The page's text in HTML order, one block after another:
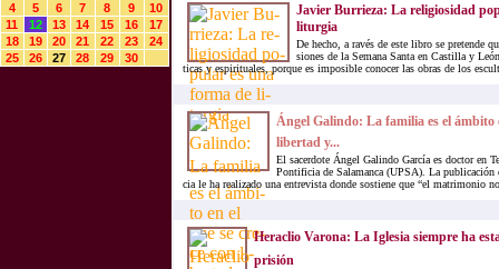
4
5 6 7 8 9
10
11
12 13 14 15 16
17
18
19 20 21 22 23
24
25
26 27 28 29 30
Ja­vier Bu­rrie­za: La re­li­gio­si­dad
li­tur­gia
De he­cho, a ra­vés de este li­bro se pre­ten­de
sio­nes de la Se­ma­na San­ta en Cas­ti­lla y
ti­cas y es­pi­ri­tua­les, por­que es im­po­si­ble co­no­cer las obras de los
Ángel Ga­lin­do: La fa­mi­lia es el ám­bi­to
li­ber­tad y...
El sa­cer­do­te Ángel Ga­lin­do Gar­cía es doc­tor en
Pon­ti­fi­cia de Sa­la­man­ca (UPSA). La pu­bli­ca­ción
cia le ha rea­li­za­do una en­tre­vis­ta don­de sos­tie­ne que “el ma­tri­mo­nio
Heraclio Varona: La Iglesia siempre ha
prisión